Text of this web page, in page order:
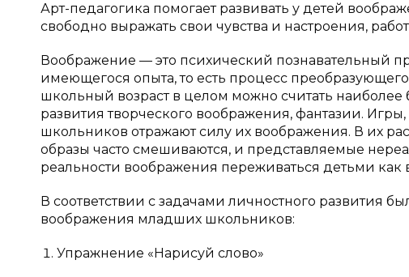
Арт-педагогика помогает развивать у детей
свободно выражать свои чувства и настроения,
Воображение — это психический познавательный
имеющегося опыта, то есть процесс
школьный возраст в целом можно считать
развития творческого воображения, фантазии.
школьников отражают силу их воображения. В их
образы часто смешиваются, и представляемые
реальности воображения переживаться детьми как
В соответствии с задачами личностного развития
воображения младших школьников:
Упражнение «Нарисуй слово»